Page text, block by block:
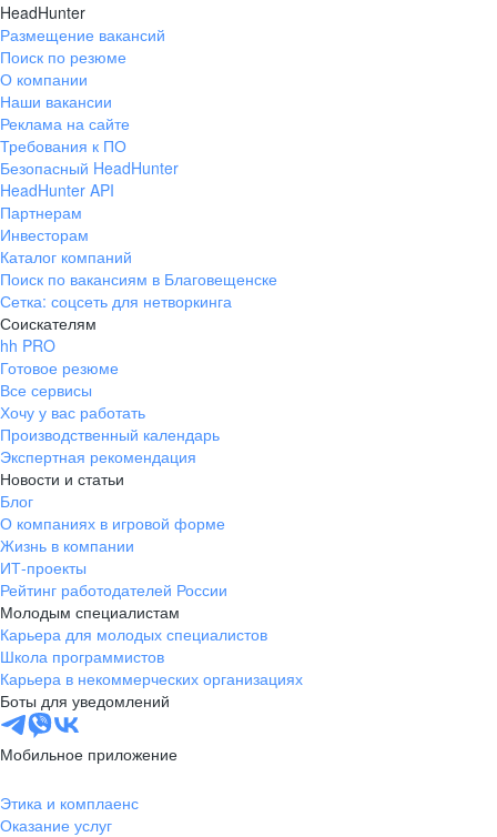
HeadHunter
Размещение вакансий
Поиск по резюме
О компании
Наши вакансии
Реклама на сайте
Требования к ПО
Безопасный HeadHunter
HeadHunter API
Партнерам
Инвесторам
Каталог компаний
Поиск по вакансиям в Благовещенске
Сетка: соцсеть для нетворкинга
Соискателям
hh PRO
Готовое резюме
Все сервисы
Хочу у вас работать
Производственный календарь
Экспертная рекомендация
Новости и статьи
Блог
О компаниях в игровой форме
Жизнь в компании
ИТ-проекты
Рейтинг работодателей России
Молодым специалистам
Карьера для молодых специалистов
Школа программистов
Карьера в некоммерческих организациях
Боты для уведомлений
Мобильное приложение
Этика и комплаенс
Оказание услуг